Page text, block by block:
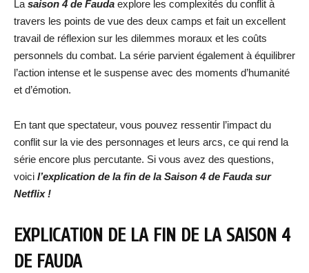
La saison 4 de Fauda explore les complexités du conflit à
travers les points de vue des deux camps et fait un excellent
travail de réflexion sur les dilemmes moraux et les coûts
personnels du combat. La série parvient également à équilibrer
l’action intense et le suspense avec des moments d’humanité
et d’émotion.
En tant que spectateur, vous pouvez ressentir l’impact du
conflit sur la vie des personnages et leurs arcs, ce qui rend la
série encore plus percutante. Si vous avez des questions,
voici l’explication de la fin de la Saison 4 de Fauda sur
Netflix !
EXPLICATION DE LA FIN DE LA SAISON 4
DE FAUDA